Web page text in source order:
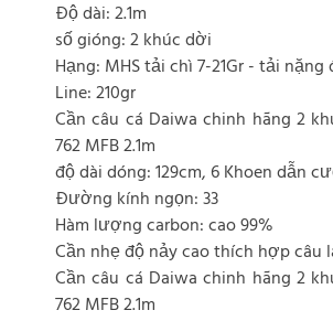
Độ dài: 2.1m
số gióng: 2 khúc dời
Hạng: MHS tải chì 7-21Gr - tải nặng
Line: 210gr
Cần câu cá Daiwa chinh hãng 2
762 MFB 2.1m
độ dài dóng: 129cm, 6 Khoen dẫn
Đường kính ngọn: 33
Hàm lượng carbon: cao 99%
Cần nhẹ độ nảy cao thích hợp câu
Cần câu cá Daiwa chinh hãng 2
762 MFB 2.1m